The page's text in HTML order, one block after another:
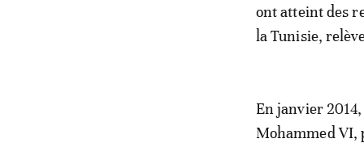
ont atteint des
la Tunisie,
En janvier
Mohammed VI,